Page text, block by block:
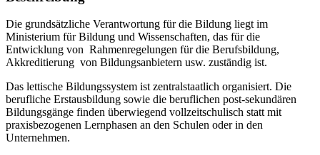
Die grundsätzliche Verantwortung für die Bildung liegt im
Ministerium für Bildung und Wissenschaften, das für die
Entwicklung von Rahmenregelungen für die Berufsbildung,
Akkreditierung von Bildungsanbietern usw. zuständig ist.
Das lettische Bildungssystem ist zentralstaatlich organisiert. Die
berufliche Erstausbildung sowie die beruflichen post-sekundären
Bildungsgänge finden überwiegend vollzeitschulisch statt mit
praxisbezogenen Lernphasen an den Schulen oder in den
Unternehmen.